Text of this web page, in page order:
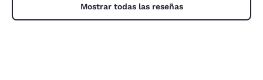
Mostrar todas las reseñas